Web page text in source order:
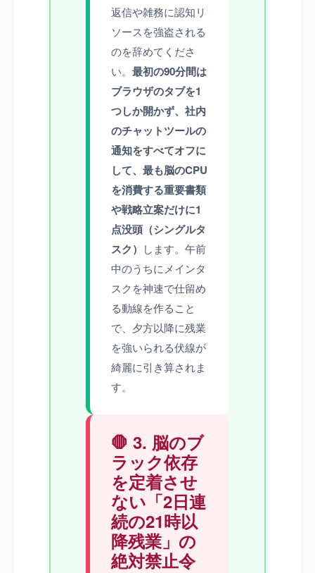
返信や雑務に認知リ
ソースを強盗される
のを辞めてくださ
い。 最初の90分間は
ブラウザのタブを1
つしか開かず、社内
のチャットツールの
通知をすべてオフに
して、最も脳のCPU
を消費する重要書類
や戦略立案だけに1
点没頭（シングルタ
スク） します。午前
中のうちにメインタ
スクを神速で仕留め
る動線を作ること
で、夕方以降に残業
を強いられる伏線が
綺麗に引き算されま
す。
🛑 3. 脳のブ
ラック依存
を定着させ
ない「2日連
続の21時以
降残業」の
絶対禁止令